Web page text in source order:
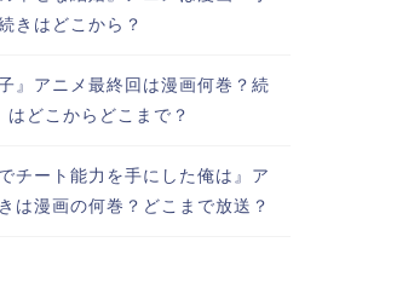
きはどこから？
子』アニメ最終回は漫画何巻？続
はどこからどこまで？
チート能力を手にした俺は』ア
は漫画の何巻？どこまで放送？